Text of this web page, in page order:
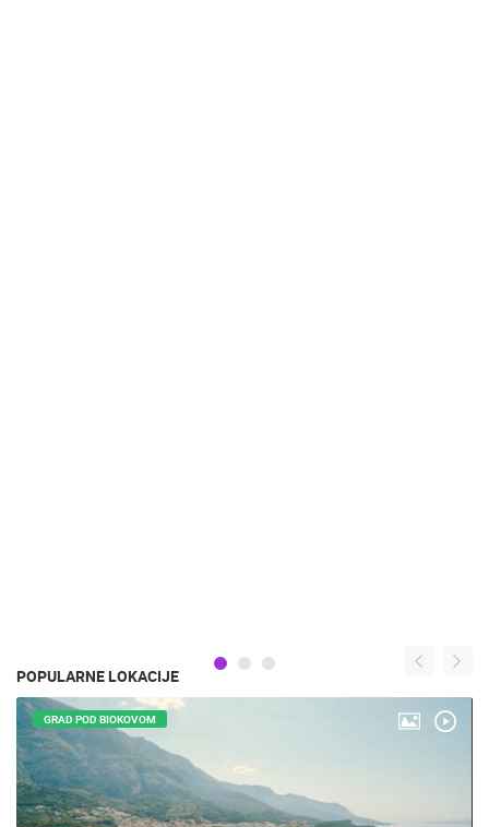
POPULARNE LOKACIJE
GRAD POD BIOKOVOM